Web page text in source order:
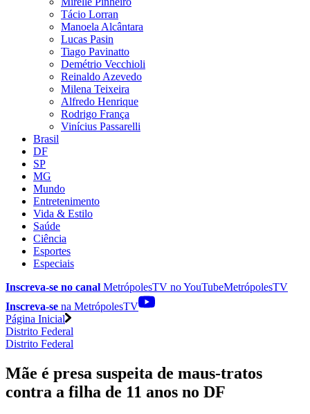
Tácio Lorran
Manoela Alcântara
Lucas Pasin
Tiago Pavinatto
Demétrio Vecchioli
Reinaldo Azevedo
Milena Teixeira
Alfredo Henrique
Rodrigo França
Vinícius Passarelli
Brasil
DF
SP
MG
Mundo
Entretenimento
Vida & Estilo
Saúde
Ciência
Esportes
Especiais
Inscreva-se no canal MetrópolesTV noYouTubeMetrópolesTV
Inscreva-se na MetrópolesTV
Página Inicial
Distrito Federal
Distrito Federal
Mãe é presa suspeita de maus-tratos
contra a filha de 11 anos no DF